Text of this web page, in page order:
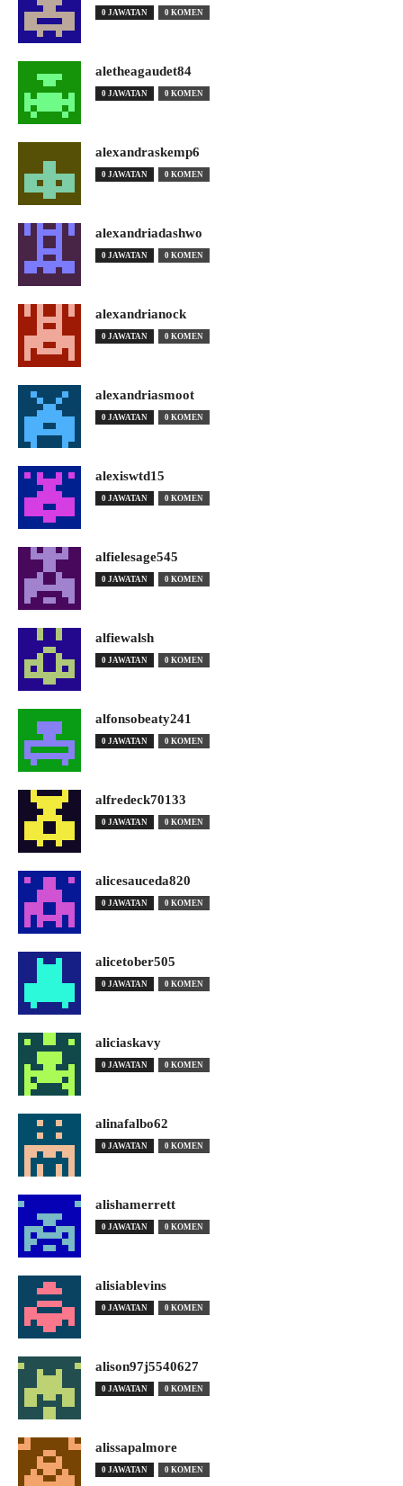
0 JAWATAN 0 KOMEN
aletheagaudet84
0 JAWATAN 0 KOMEN
alexandraskemp6
0 JAWATAN 0 KOMEN
alexandriadashwo
0 JAWATAN 0 KOMEN
alexandrianock
0 JAWATAN 0 KOMEN
alexandriasmoot
0 JAWATAN 0 KOMEN
alexiswtd15
0 JAWATAN 0 KOMEN
alfielesage545
0 JAWATAN 0 KOMEN
alfiewalsh
0 JAWATAN 0 KOMEN
alfonsobeaty241
0 JAWATAN 0 KOMEN
alfredeck70133
0 JAWATAN 0 KOMEN
alicesauceda820
0 JAWATAN 0 KOMEN
alicetober505
0 JAWATAN 0 KOMEN
aliciaskavy
0 JAWATAN 0 KOMEN
alinafalbo62
0 JAWATAN 0 KOMEN
alishamerrett
0 JAWATAN 0 KOMEN
alisiablevins
0 JAWATAN 0 KOMEN
alison97j5540627
0 JAWATAN 0 KOMEN
alissapalmore
0 JAWATAN 0 KOMEN